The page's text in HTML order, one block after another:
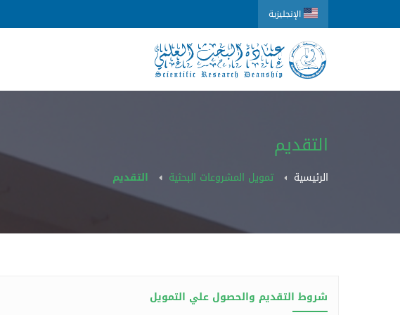
الإنجليزية
التقديم
الرئيسية تمويل المشروعات البحثية التقديم
شروط التقديم والحصول علي التمويل